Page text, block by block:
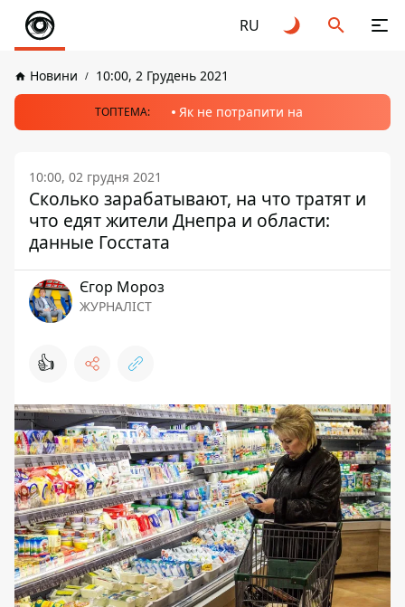
RU
Новини 10:00, 2 Грудень 2021
ТОПТЕМА: Як не потрапити на
10:00, 02 грудня 2021
Сколько зарабатывают, на что тратят и
что едят жители Днепра и области:
данные Госстата
Єгор Мороз
ЖУРНАЛІСТ
👍